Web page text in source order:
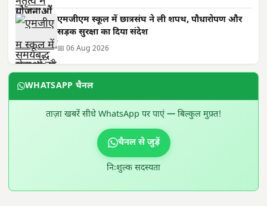
एमजीएम स्कूल में छात्रसंघ ने ली शपथ, पौधारोपण और
सड़क सुरक्षा का दिया संदेश
📅 06 Aug 2026
WHATSAPP चैनल
ताज़ा खबरें सीधे WhatsApp पर पाएं — बिल्कुल मुफ़्त!
चैनल से जुड़ें
निःशुल्क सदस्यता